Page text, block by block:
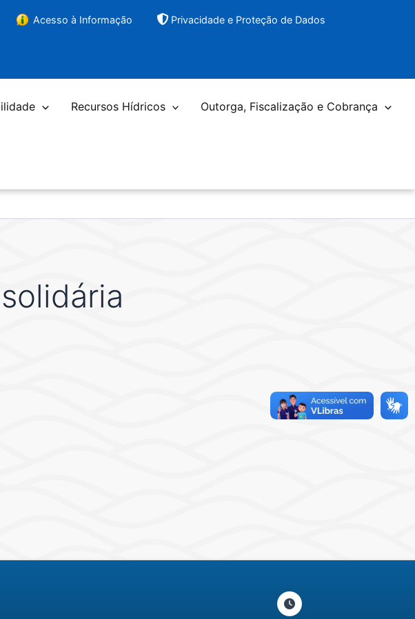
Acesso à Informação Privacidade e Proteção de Dados
Recursos Hídricos Outorga, Fiscalização e Cobrança